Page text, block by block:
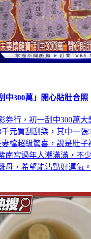
中300萬」開心貼肚合
券行，初一刮中300萬
元買刮刮樂，其中一張
檔超級驚喜，說是肚子
南宮過年人潮滿滿，不
母，希望能沾點好運氣。